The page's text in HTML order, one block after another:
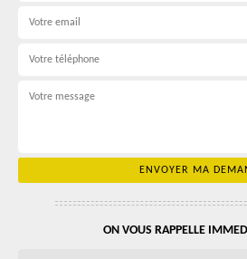
ON VOUS RAPPELLE